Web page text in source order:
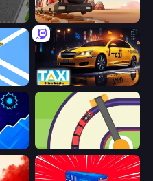
Train Master
Taxi Driver: Master
Crazy Train Snake